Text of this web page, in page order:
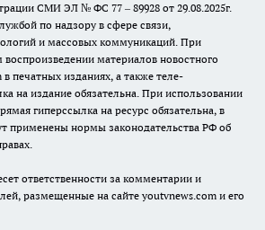
СМИ ЭЛ № ФС 77 – 89928 от 29.08.2025г.
по надзору в сфере связи,
и массовых коммуникаций. При
материалов новостного
печатных изданиях, а также теле-
на издание обязательна. При использовании
гиперссылка на ресурс обязательна, в
применены нормы законодательства РФ об
ответственности за комментарии и
размещенные на сайте youtvnews.com и его